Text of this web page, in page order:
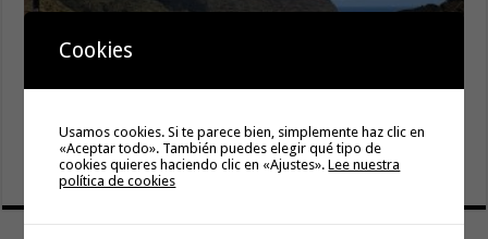
El Ayuntamiento de Hermigua licita la instalación de 30
farolas fotovoltaicas en la subida a Las Cabezadas
6 agosto, 2026
Cookies
Usamos cookies. Si te parece bien, simplemente haz clic en
«Aceptar todo». También puedes elegir qué tipo de
cookies quieres haciendo clic en «Ajustes».Lee nuestra
política de cookies